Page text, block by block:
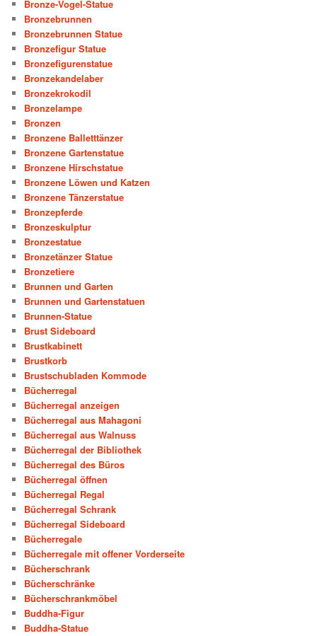
Bronze-Vogel-Statue
Bronzebrunnen
Bronzebrunnen Statue
Bronzefigur Statue
Bronzefigurenstatue
Bronzekandelaber
Bronzekrokodil
Bronzelampe
Bronzen
Bronzene Balletttänzer
Bronzene Gartenstatue
Bronzene Hirschstatue
Bronzene Löwen und Katzen
Bronzene Tänzerstatue
Bronzepferde
Bronzeskulptur
Bronzestatue
Bronzetänzer Statue
Bronzetiere
Brunnen und Garten
Brunnen und Gartenstatuen
Brunnen-Statue
Brust Sideboard
Brustkabinett
Brustkorb
Brustschubladen Kommode
Bücherregal
Bücherregal anzeigen
Bücherregal aus Mahagoni
Bücherregal aus Walnuss
Bücherregal der Bibliothek
Bücherregal des Büros
Bücherregal öffnen
Bücherregal Regal
Bücherregal Schrank
Bücherregal Sideboard
Bücherregale
Bücherregale mit offener Vorderseite
Bücherschrank
Bücherschränke
Bücherschrankmöbel
Buddha-Figur
Buddha-Statue